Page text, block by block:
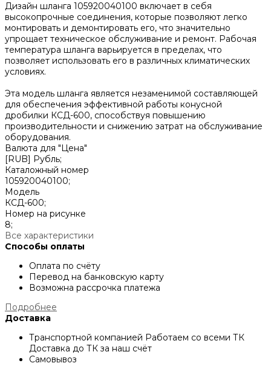
Дизайн шланга 105920040100 включает в себя
высокопрочные соединения, которые позволяют легко
монтировать и демонтировать его, что значительно
упрощает техническое обслуживание и ремонт. Рабочая
температура шланга варьируется в пределах, что
позволяет использовать его в различных климатических
условиях.
Эта модель шланга является незаменимой составляющей
для обеспечения эффективной работы конусной
дробилки КСД-600, способствуя повышению
производительности и снижению затрат на обслуживание
оборудования.
Валюта для "Цена"
[RUB] Рубль;
Каталожный номер
105920040100;
Модель
КСД-600;
Номер на рисунке
8;
Все характеристики
Способы оплаты
Оплата по счёту
Перевод на банковскую карту
Возможна рассрочка платежа
Подробнее
Доставка
Транспортной компанией Работаем со всеми ТК
Доставка до ТК за наш счёт
Самовывоз